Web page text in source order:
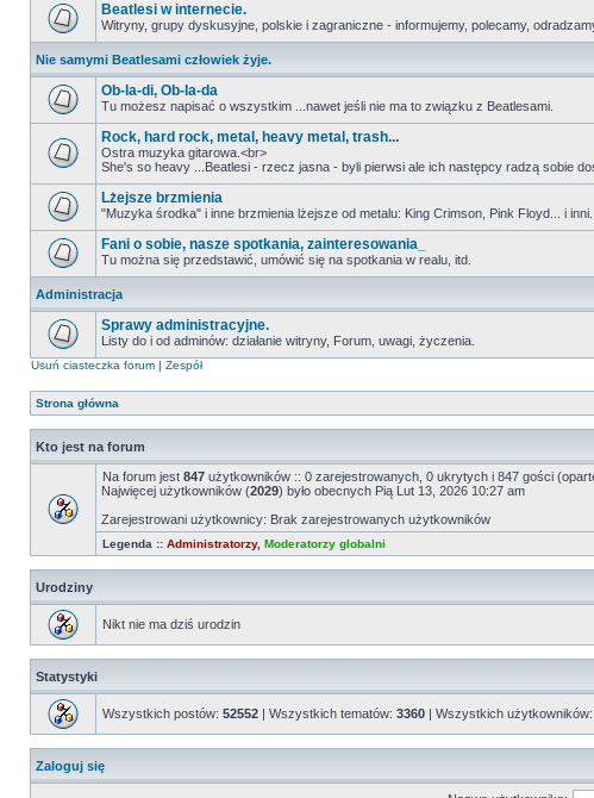
Beatlesi w internecie.
Witryny, grupy dyskusyjne, polskie i zagraniczne - informujemy, polecamy,
Nie samymi Beatlesami człowiek żyje.
Ob-la-di, Ob-la-da
Tu możesz napisać o wszystkim ...nawet jeśli nie ma to związku z Beatlesami.
Rock, hard rock, metal, heavy metal, trash...
Ostra muzyka gitarowa.<br>
She's so heavy ...Beatlesi - rzecz jasna - byli pierwsi ale ich następcy radzą sobie
Lżejsze brzmienia
"Muzyka środka" i inne brzmienia lżejsze od metalu: King Crimson, Pink Floyd... i inni.
Fani o sobie, nasze spotkania, zainteresowania_
Tu można się przedstawić, umówić się na spotkania w realu, itd.
Administracja
Sprawy administracyjne.
Listy do i od adminów: działanie witryny, Forum, uwagi, życzenia.
Usuń ciasteczka forum | Zespół
Strona główna
Kto jest na forum
Na forum jest 847 użytkowników :: 0 zarejestrowanych, 0 ukrytych i 847 gości
Najwięcej użytkowników (2029) było obecnych Pią Lut 13, 2026 10:27 am
Zarejestrowani użytkownicy: Brak zarejestrowanych użytkowników
Legenda :: Administratorzy, Moderatorzy globalni
Urodziny
Nikt nie ma dziś urodzin
Statystyki
Wszystkich postów: 52552 | Wszystkich tematów: 3360 | Wszystkich użytkowników:
Zaloguj się